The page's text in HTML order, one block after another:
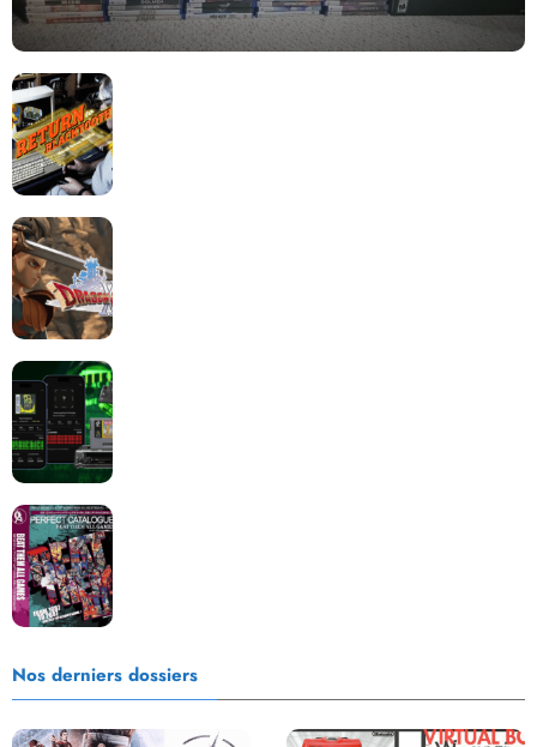
Nos derniers dossiers